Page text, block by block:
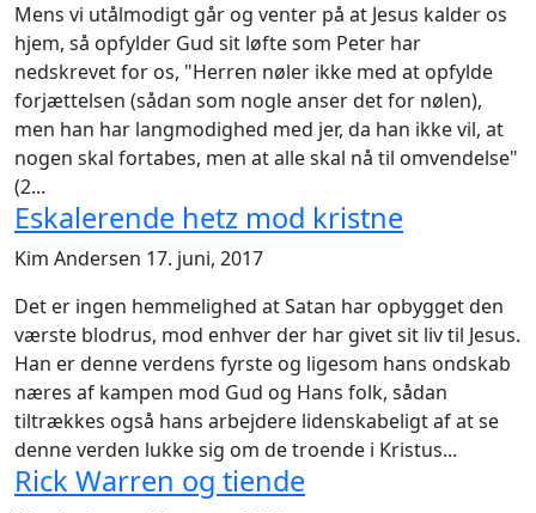
Mens vi utålmodigt går og venter på at Jesus kalder os
hjem, så opfylder Gud sit løfte som Peter har
nedskrevet for os, "Herren nøler ikke med at opfylde
forjættelsen (sådan som nogle anser det for nølen),
men han har langmodighed med jer, da han ikke vil, at
nogen skal fortabes, men at alle skal nå til omvendelse"
(2...
Eskalerende hetz mod kristne
Kim Andersen 17. juni, 2017
Det er ingen hemmelighed at Satan har opbygget den
værste blodrus, mod enhver der har givet sit liv til Jesus.
Han er denne verdens fyrste og ligesom hans ondskab
næres af kampen mod Gud og Hans folk, sådan
tiltrækkes også hans arbejdere lidenskabeligt af at se
denne verden lukke sig om de troende i Kristus...
Rick Warren og tiende